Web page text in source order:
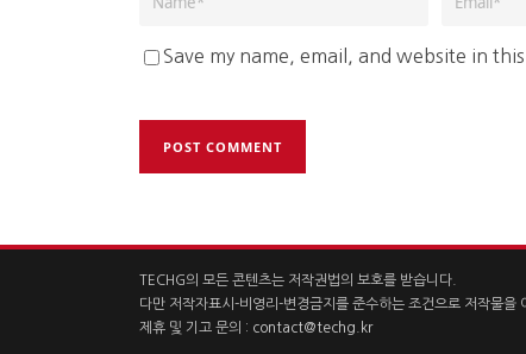
Save my name, email, and website in
TECHG의 모든 콘텐츠는 저작권법의 보호를 받습니다.
다만 저작자표시-비영리-변경금지를 준수하는 조건으로 저작물을
제휴 및 기고 문의 : contact@techg.kr